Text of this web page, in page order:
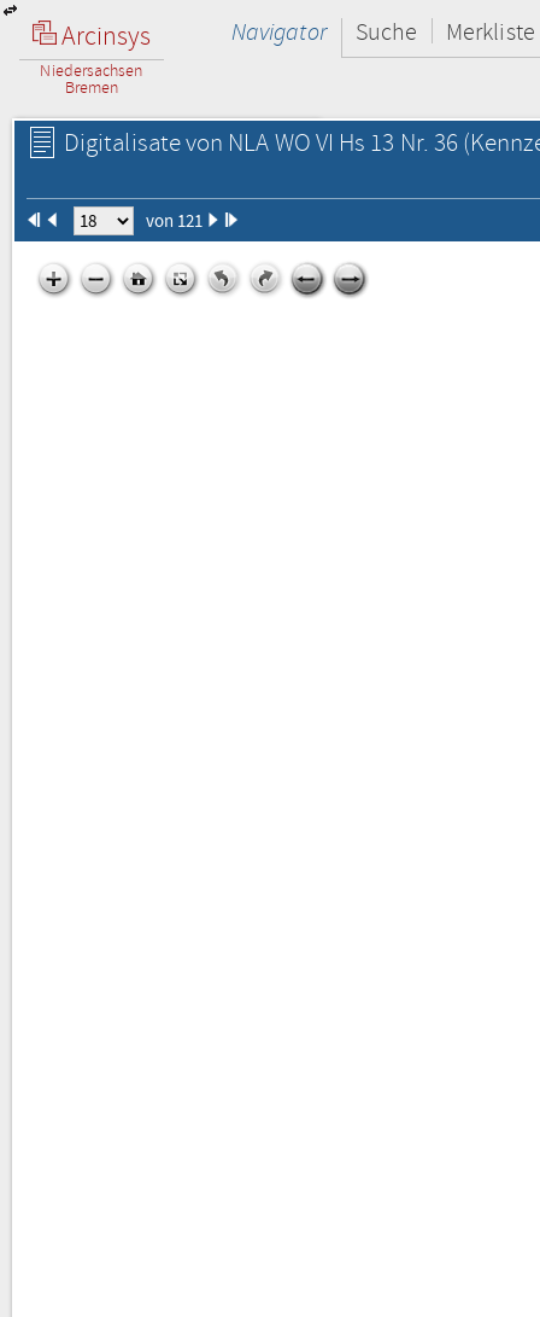
Arcinsys
Niedersachsen
Bremen
Navigator Suche Merkliste
Digitalisate von NLA WO VI Hs 13 Nr. 36
von 121